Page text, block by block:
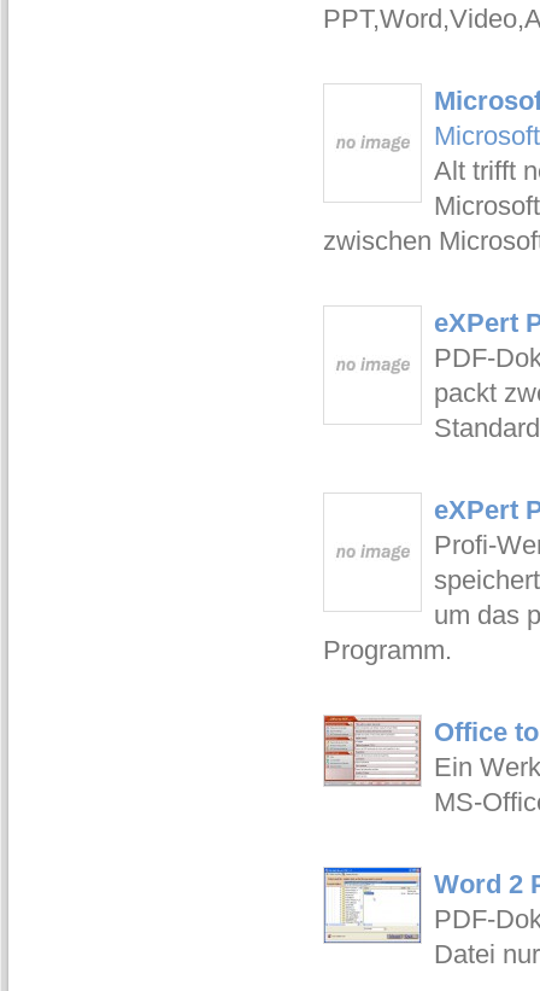
Alt trifft
zwischen
eXPert
PDF-
packt
eXPert
Profi-
um das
Programm.
Office
Ein
MS-
Word 2
PDF-
Datei